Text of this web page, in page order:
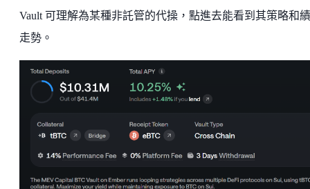
Vault 可理解為某種非託管的代操，點進去能看到其策略和
走勢。